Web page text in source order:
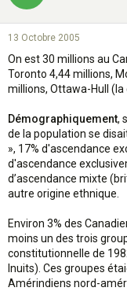
13 Octobre 2005
On est 30 millions au
Toronto 4,44 millions,
millions, Ottawa-Hull
Démographiquement,
de la population se
», 17% d'ascendance
d'ascendance
d’ascendance mixte
autre origine ethnique.
Environ 3% des
moins un des trois
constitutionnelle de
Inuits). Ces groupes
Amérindiens nord-